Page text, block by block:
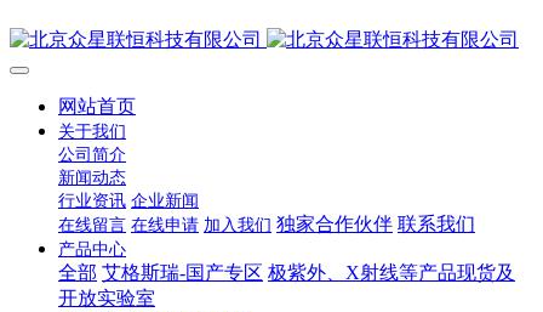
网站首页
关于我们
公司简介
新闻动态
行业资讯 企业新闻
在线留言 在线申请 加入我们 独家合作伙伴 联系我们
产品中心
全部 艾格斯瑞-国产专区 极紫外、X射线等产品现货及
开放实验室